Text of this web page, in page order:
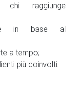
chi raggiunge
in base al
a tempo;
più coinvolti.